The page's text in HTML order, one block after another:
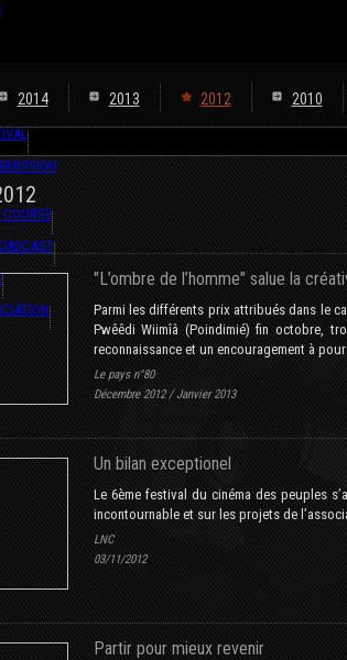
2014 2013 2012 2010
"L’ombre de l’homme" salue la
Parmi les différents prix attribués dans le
Pwêêdi Wiimîâ (Poindimié) fin octobre,
reconnaissance et un encouragement à
Le pays n°80
Décembre 2012 / Janvier 2013
Un bilan exceptionel
Le 6ème festival du cinéma des peuples
incontournable et sur les projets de
LNC
03/11/2012
Partir pour mieux revenir